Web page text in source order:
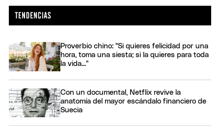
Proverbio chino: "Si quieres felicidad por una
hora, toma una siesta; si la quieres para toda
la vida..."
Con un documental, Netflix revive la
anatomía del mayor escándalo financiero de
Suecia